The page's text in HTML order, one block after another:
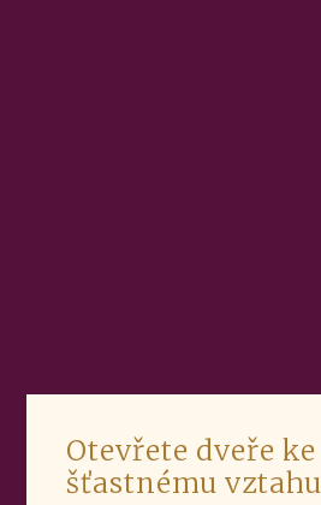
Otevřete dveře ke
šťastnému vztahu